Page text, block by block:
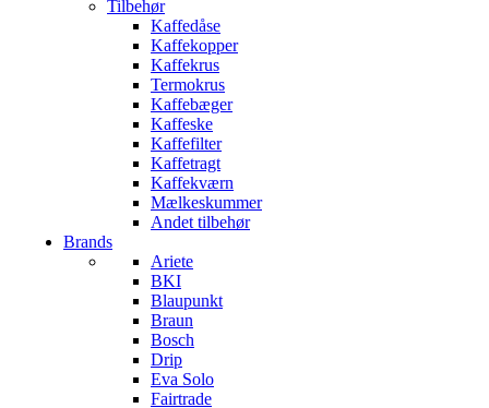
Tilbehør
Kaffedåse
Kaffekopper
Kaffekrus
Termokrus
Kaffebæger
Kaffeske
Kaffefilter
Kaffetragt
Kaffekværn
Mælkeskummer
Andet tilbehør
Brands
Ariete
BKI
Blaupunkt
Braun
Bosch
Drip
Eva Solo
Fairtrade